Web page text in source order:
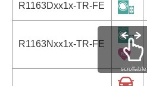
R1163Dxx1x-TR-FE
R1163Nxx1x-TR-FE
scrollable